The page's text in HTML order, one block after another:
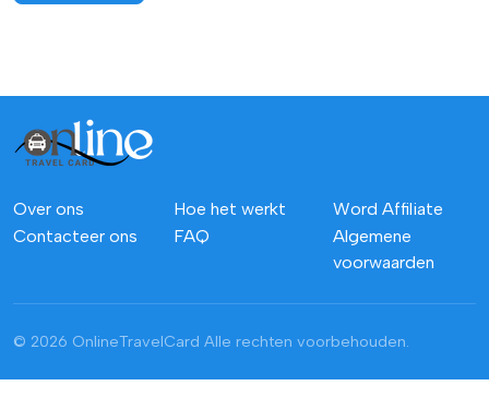
Over ons
Contacteer ons
Hoe het werkt
FAQ
Word Affiliate
Algemene
voorwaarden
© 2026 OnlineTravelCard Alle rechten voorbehouden.